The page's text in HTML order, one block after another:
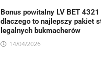
Bonus powitalny LV BET 4321
dlaczego to najlepszy pakiet
legalnych bukmacherów
14/04/2026